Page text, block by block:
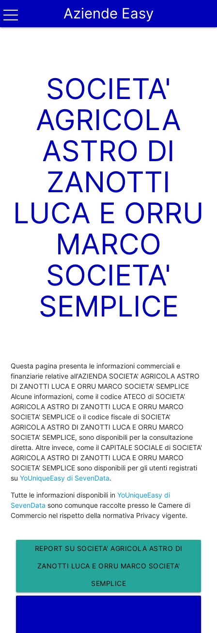
Aziende Easy
SOCIETA'
AGRICOLA
ASTRO DI
ZANOTTI
LUCA E ORRU
MARCO
SOCIETA'
SEMPLICE
Questa pagina presenta le informazioni commerciali e
finanziarie relative all'AZIENDA SOCIETA' AGRICOLA ASTRO
DI ZANOTTI LUCA E ORRU MARCO SOCIETA' SEMPLICE
Alcune informazioni, come il codice ATECO di SOCIETA'
AGRICOLA ASTRO DI ZANOTTI LUCA E ORRU MARCO
SOCIETA' SEMPLICE o il codice fiscale di SOCIETA'
AGRICOLA ASTRO DI ZANOTTI LUCA E ORRU MARCO
SOCIETA' SEMPLICE, sono disponibili per la consultazione
diretta. Altre invece, come il CAPITALE SOCIALE di SOCIETA'
AGRICOLA ASTRO DI ZANOTTI LUCA E ORRU MARCO
SOCIETA' SEMPLICE sono disponibili per gli utenti registrati
suYoUniqueEasy di SevenData.
Tutte le informazioni disponibili inYoUniqueEasy di
SevenData sono comunque raccolte presso le Camere di
Commercio nel rispetto della normativa Privacy vigente.
REPORT SU SOCIETA' AGRICOLA ASTRO DI
ZANOTTI LUCA E ORRU MARCO SOCIETA'
SEMPLICE